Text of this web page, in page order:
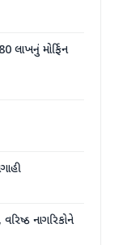
લાખનું મોર્ફિન
નાગરિકોને